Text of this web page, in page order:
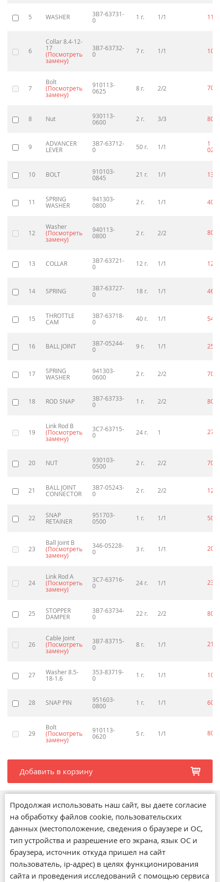
5 WASHER
3B7-63731-
0
1 г. 1/1 110
6
Collar 8.4-12-
17
(Посмотреть
замену)
3B7-63732-
0
7 г. 1/1 100
7
Bolt
(Посмотреть
замену)
910113-
0625
8 г. 2/2 70
8 Nut
930113-
0600
2 г. 3/3 80
9
ADVANCER
LEVER
3B7-63712-
0
50 г. 1/1
1
020
10 BOLT
910103-
0845
21 г. 1/1 130
11
SPRING
WASHER
941303-
0800
2 г. 1/1 40
12
Washer
(Посмотреть
замену)
940113-
0800
2 г. 2/2 80
13 COLLAR
3B7-63721-
0
12 г. 1/1 120
14 SPRING
3B7-63727-
0
18 г. 1/1 460
15
THROTTLE
CAM
3B7-63718-
0
40 г. 1/1 540
16 BALL JOINT
3B7-05244-
0
9 г. 1/1 250
17
SPRING
WASHER
941303-
0600
2 г. 2/2 70
18 ROD SNAP
3B7-63733-
0
1 г. 2/2 80
19
Link Rod B
(Посмотреть
замену)
3C7-63715-
0
24 г. 1 270
20 NUT
930103-
0500
2 г. 2/2 70
21
BALL JOINT
CONNECTOR
3B7-05243-
0
2 г. 2/2 120
22
SNAP
RETAINER
951703-
0500
1 г. 1/1 50
23
Ball Joint B
(Посмотреть
замену)
346-05228-
0
3 г. 1/1 200
24
Link Rod A
(Посмотреть
замену)
3C7-63716-
0
24 г. 1/1 230
25
STOPPER
DAMPER
3B7-63734-
0
22 г. 2/2 80
26
Cable Joint
(Посмотреть
замену)
3B7-83715-
0
8 г. 1/1 210
27
Washer 8.5-
18-1.6
353-83719-
0
1 г. 1/1 10
28 SNAP PIN
951603-
0800
1 г. 1/1 60
29
Bolt
(Посмотреть
замену)
910113-
0620
5 г. 1/1 80
Добавить в корзину b
Магазины
О компании
Обратная связь
Новости
Статьи
Акции
Продолжая использовать наш сайт, вы даете согласие
на обработку файлов cookie, пользовательских
данных (местоположение, сведения о браузере и ОС,
тип устройства и разрешение его экрана, язык ОС и
браузера, источник откуда пришел на сайт
пользователь, ip-адрес) в целях функционирования
сайта и проведения исследований с помощью сервиса